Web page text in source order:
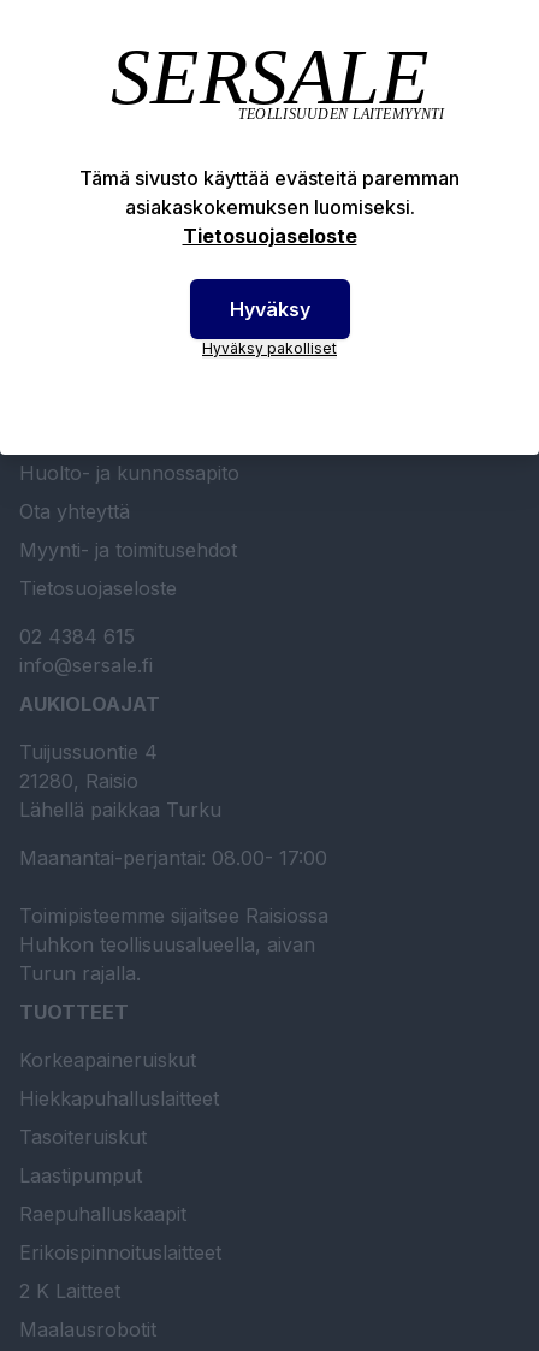
Tuotekuvaus
SERSALE OY MAALAUSLAITTEIDEN ERIKOISLIIKE
Huolto- ja kunnossapito
Ota yhteyttä
Myynti- ja toimitusehdot
Tietosuojaseloste
02 4384 615
info@sersale.fi
AUKIOLOAJAT
Tuijussuontie 4
21280, Raisio
Lähellä paikkaa Turku
Maanantai-perjantai: 08.00- 17:00
Toimipisteemme sijaitsee Raisiossa
Huhkon teollisuusalueella, aivan
Turun rajalla.
TUOTTEET
Korkeapaineruiskut
Hiekkapuhalluslaitteet
Tasoiteruiskut
Laastipumput
Raepuhalluskaapit
Erikoispinnoituslaitteet
2 K Laitteet
Maalausrobotit
Tämä sivusto käyttää evästeitä paremman
asiakaskokemuksen luomiseksi.
Tietosuojaseloste
Hyväksy
Hyväksy pakolliset